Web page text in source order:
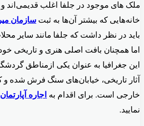
ملک های موجود در جلفا اغلب قدیمی‌اند
خانه‌هایی که بیشتر آن‌ها به ثبت سازمان
باید در نظر داشت که جلفا مانند سایر
اما همچنان بافت اصلی هنری و تاریخی
این جغرافیا به عنوان یکی ازمناطق
آثار تاریخی، خیابان‌های سنگ فرش شده و
خارجی است. برای اقدام به اجاره
نمایید.